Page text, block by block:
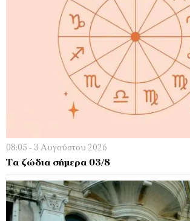
08:05 - 3 Αυγούστου 2026
Τα ζώδια σήμερα 03/8